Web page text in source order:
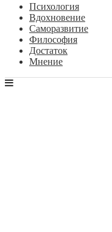
Психология
Вдохновение
Саморазвитие
Философия
Достаток
Мнение